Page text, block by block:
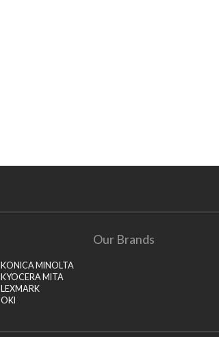
Our Brands
KONICA MINOLTA
KYOCERA MITA
LEXMARK
OKI